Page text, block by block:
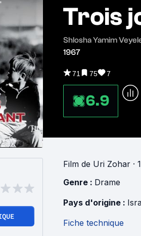
Trois
Shlosha Yamim
1967
71 75 7
6.9
Film de Uri Zohar ·
Genre : Drame
Pays d'origine :
Fiche technique